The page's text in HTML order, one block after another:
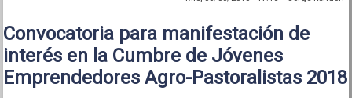
Convocatoria para manifestación de
interés en la Cumbre de Jóvenes
Emprendedores Agro-Pastoralistas 2018